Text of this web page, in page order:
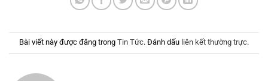
Bài viết này được đăng trong Tin Tức. Đánh dấu liên kết thường trực.